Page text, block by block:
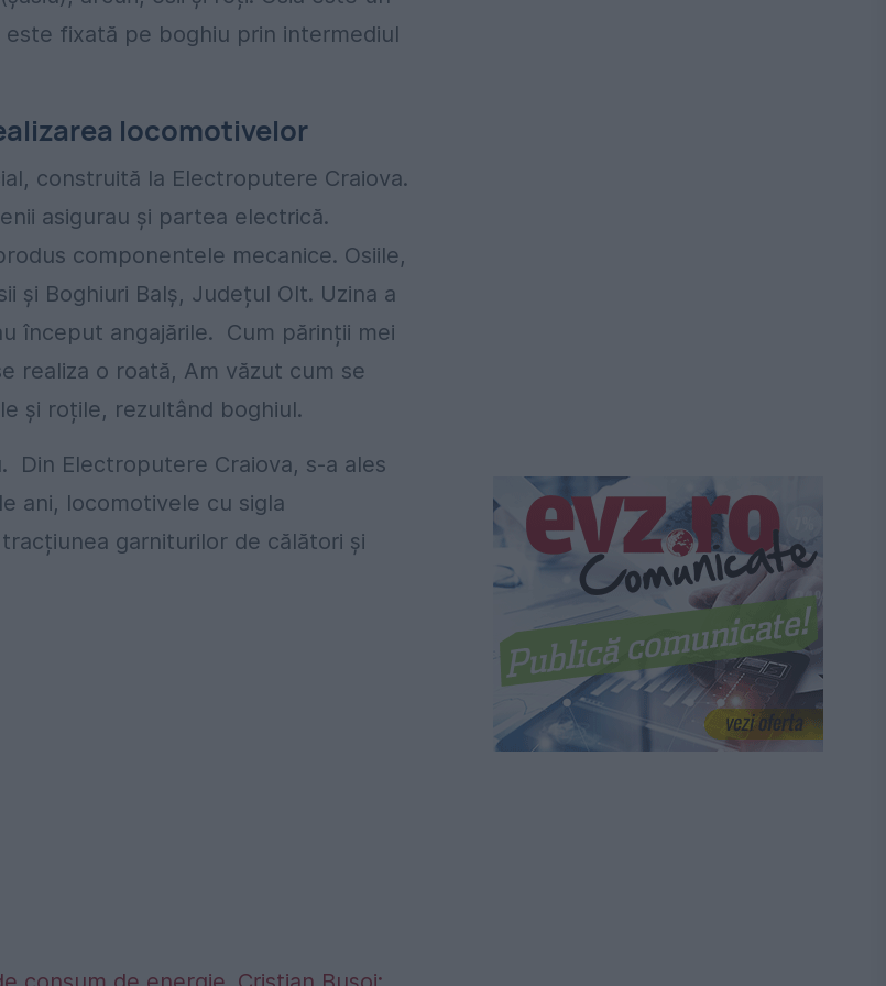
fixată pe boghiu prin intermediul
locomotivelor
construită la Electroputere Craiova.
asigurau și partea electrică.
componentele mecanice. Osiile,
și Boghiuri Balș, Județul Olt. Uzina a
început angajările. Cum părinții mei
realiza o roată, Am văzut cum se
și roțile, rezultând boghiul.
Din Electroputere Craiova, s-a ales
ani, locomotivele cu sigla
garniturilor de călători și